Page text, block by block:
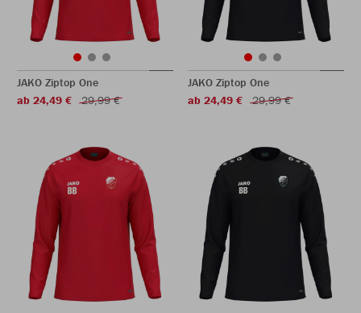
JAKO Ziptop One
ab 24,49 €
29,99 €
JAKO Ziptop One
ab 24,49 €
29,99 €